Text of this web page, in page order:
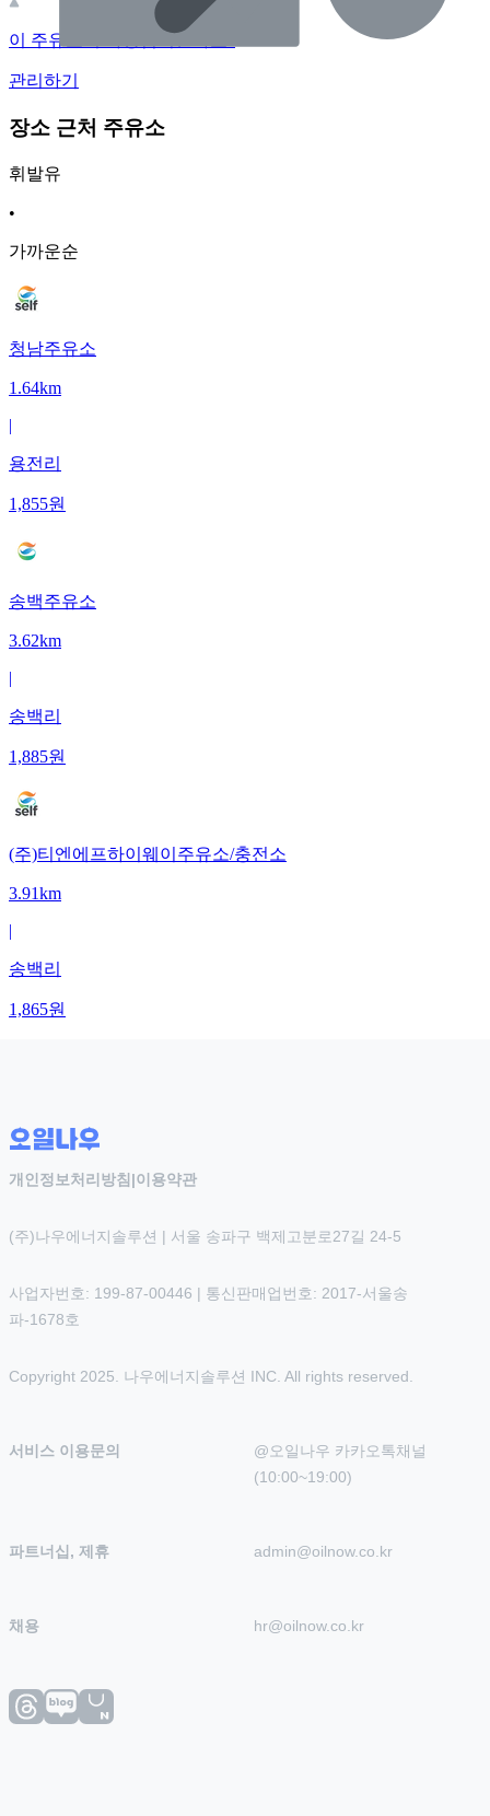
이 주유소의 사장님이신가요?
관리하기
장소 근처 주유소
휘발유
•
가까운순
청남주유소
1.64km
|
용전리
1,855원
송백주유소
3.62km
|
송백리
1,885원
(주)티엔에프하이웨이주유소/충전소
3.91km
|
송백리
1,865원
개인정보처리방침|이용약관
(주)나우에너지솔루션 | 서울 송파구 백제고분로27길 24-5
사업자번호: 199-87-00446 | 통신판매업번호: 2017-서울송
파-1678호
Copyright 2025. 나우에너지솔루션 INC. All rights reserved.
서비스 이용문의
@오일나우 카카오톡채널
(10:00~19:00)
파트너십, 제휴 admin@oilnow.co.kr
채용 hr@oilnow.co.kr